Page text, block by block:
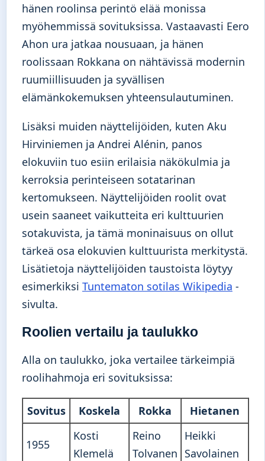
hänen roolinsa perintö elää monissa
myöhemmissä sovituksissa. Vastaavasti Eero
Ahon ura jatkaa nousuaan, ja hänen
roolissaan Rokkana on nähtävissä modernin
ruumiillisuuden ja syvällisen
elämänkokemuksen yhteensulautuminen.
Lisäksi muiden näyttelijöiden, kuten Aku
Hirviniemen ja Andrei Alénin, panos
elokuviin tuo esiin erilaisia näkökulmia ja
kerroksia perinteiseen sotatarinan
kertomukseen. Näyttelijöiden roolit ovat
usein saaneet vaikutteita eri kulttuurien
sotakuvista, ja tämä moninaisuus on ollut
tärkeä osa elokuvien kulttuurista merkitystä.
Lisätietoja näyttelijöiden taustoista löytyy
esimerkiksi Tuntematon sotilas Wikipedia -
sivulta.
Roolien vertailu ja taulukko
Alla on taulukko, joka vertailee tärkeimpiä
roolihahmoja eri sovituksissa:
Sovitus Koskela Rokka Hietanen
1955
Kosti
Klemelä
Reino
Tolvanen
Heikki
Savolainen